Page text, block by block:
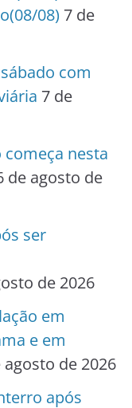
08) 7 de
com
7 de
começa nesta
de agosto de
ser
de 2026
em
e em
agosto de 2026
após